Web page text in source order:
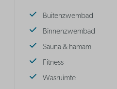
Buitenzwembad
Binnenzwembad
Sauna & hamam
Fitness
Wasruimte